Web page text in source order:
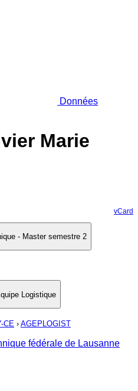
Données
Marie
vCard
- Master semestre 2
Logistique
CE › AGEPLOGIST